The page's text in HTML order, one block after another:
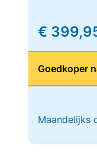
€
Goedkoper
Maandelijks